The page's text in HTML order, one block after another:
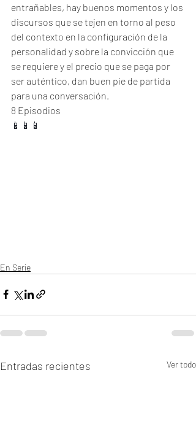
entrañables, hay buenos momentos y los
discursos que se tejen en torno al peso
del contexto en la configuración de la
personalidad y sobre la convicción que
se requiere y el precio que se paga por
ser auténtico, dan buen pie de partida
para una conversación.
8 Episodios
📱📱📱
En Serie
Entradas recientes Ver todo